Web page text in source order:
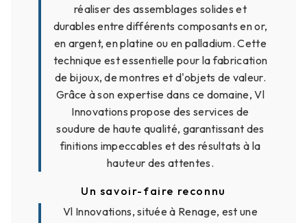
réaliser des assemblages solides et
durables entre différents composants en or,
en argent, en platine ou en palladium. Cette
technique est essentielle pour la fabrication
de bijoux, de montres et d'objets de valeur.
Grâce à son expertise dans ce domaine, Vl
Innovations propose des services de
soudure de haute qualité, garantissant des
finitions impeccables et des résultats à la
hauteur des attentes.
Un savoir-faire reconnu
Vl Innovations, située à Renage, est une